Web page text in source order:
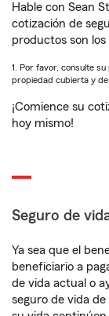
Hable con Sean
cotización de
productos son
1. Por favor, consulte
propiedad cubierta y
¡Comience su
hoy mismo!
Seguro de
Ya sea que el
beneficiario a
de vida actual o
seguro de vida